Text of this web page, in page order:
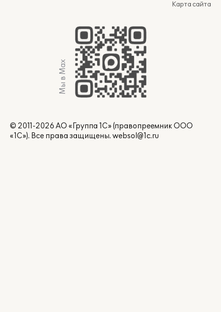
Карта сайта
Мы в Max
© 2011-2026 АО «Группа 1С» (правопреемник ООО
«1С»). Все права защищены. websol@1c.ru